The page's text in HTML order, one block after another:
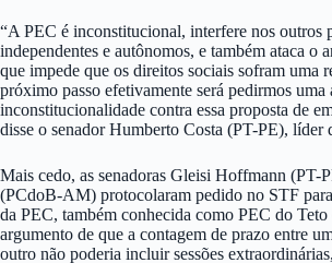
“A PEC é inconstitucional, interfere nos outros
independentes e autônomos, e também ataca o
que impede que os direitos sociais sofram uma
próximo passo efetivamente será pedirmos uma
inconstitucionalidade contra essa proposta de
disse o senador Humberto Costa (PT-PE), líder
Mais cedo, as senadoras Gleisi Hoffmann (PT-
(PCdoB-AM) protocolaram pedido no STF
da PEC, também conhecida como PEC do Teto
argumento de que a contagem de prazo entre
outro não poderia incluir sessões